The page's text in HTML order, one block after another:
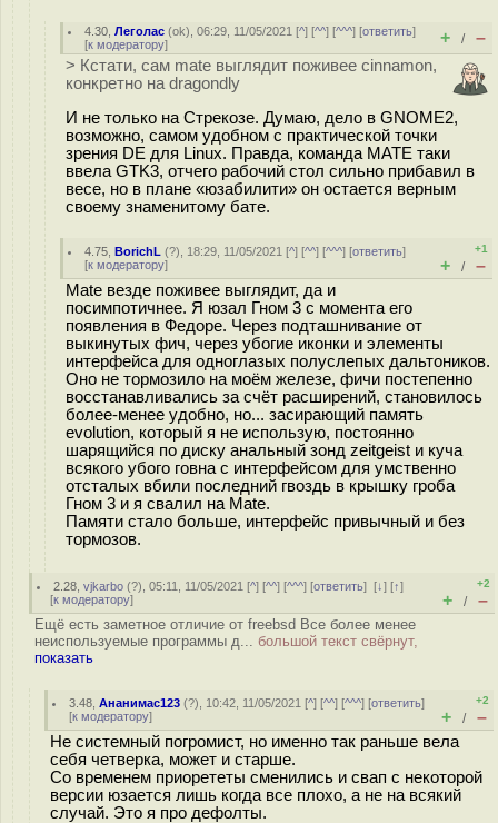
4.30 ,Леголас (ok), 06:29, 11/05/2021 [^] [^^] [^^^] [ответить]
[к модератору] + / –
> Кстати, сам mate выглядит поживее cinnamon,
конкретно на dragondly
И не только на Стрекозе. Думаю, дело в GNOME2,
возможно, самом удобном с практической точки
зрения DE для Linux. Правда, команда MATE таки
ввела GTK3, отчего рабочий стол сильно прибавил в
весе, но в плане «юзабилити» он остается верным
своему знаменитому бате.
4.75 ,BorichL (?), 18:29, 11/05/2021 [^] [^^] [^^^] [ответить]
[к модератору]
+1
+ / –
Mate везде поживее выглядит, да и
посимпотичнее. Я юзал Гном 3 с момента его
появления в Федоре. Через подташнивание от
выкинутых фич, через убогие иконки и элементы
интерфейса для одноглазых полуслепых дальтоников.
Оно не тормозило на моём железе, фичи постепенно
восстанавливались за счёт расширений, становилось
более-менее удобно, но... засирающий память
evolution, который я не использую, постоянно
шарящийся по диску анальный зонд zeitgeist и куча
всякого убого говна с интерфейсом для умственно
отсталых вбили последний гвоздь в крышку гроба
Гном 3 и я свалил на Mate.
Памяти стало больше, интерфейс привычный и без
тормозов.
2.28 ,vjkarbo (?), 05:11, 11/05/2021 [^] [^^] [^^^] [ответить][↓] [↑]
[к модератору]
+2
+ / –
Ещё есть заметное отличие от freebsd Все более менее
неиспользуемые программы д... большой текст свёрнут,
показать
3.48 ,Ананимас123 (?), 10:42, 11/05/2021 [^] [^^] [^^^] [ответить]
[к модератору]
+2
+ / –
Не системный погромист, но именно так раньше вела
себя четверка, может и старше.
Со временем приорететы сменились и свап с некоторой
версии юзается лишь когда все плохо, а не на всякий
случай. Это я про дефолты.